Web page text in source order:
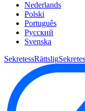
Nederlands
Polski
Português
Pусский
Svenska
SekretessRättslig